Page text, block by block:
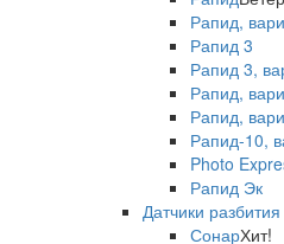
Рапид,
Рапид 3
Рапид 3,
Рапид,
Рапид,
Рапид-10,
Photo
Рапид Эк
Датчики
СонарХит!